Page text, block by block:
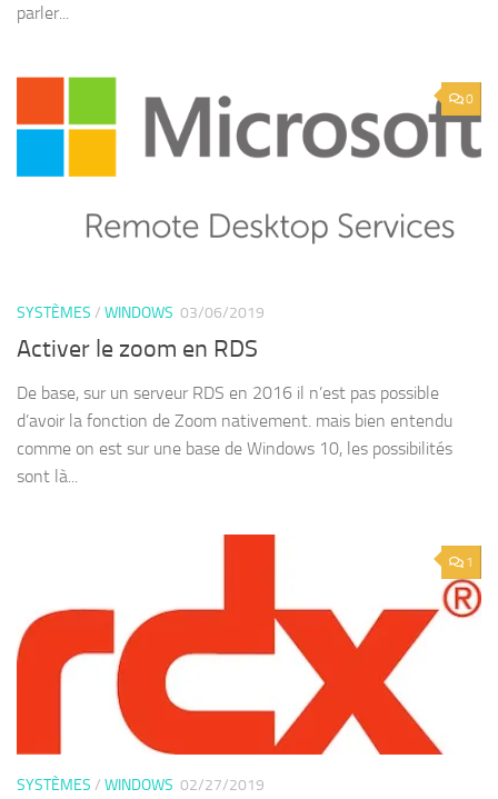
parler...
0
SYSTÈMES / WINDOWS 03/06/2019
Activer le zoom en RDS
De base, sur un serveur RDS en 2016 il n’est pas possible
d’avoir la fonction de Zoom nativement. mais bien entendu
comme on est sur une base de Windows 10, les possibilités
sont là...
1
SYSTÈMES / WINDOWS 02/27/2019